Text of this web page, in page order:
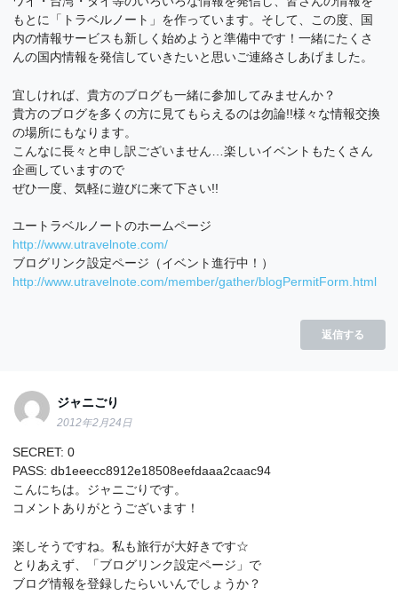
もとに「トラベルノート」を作っています。そして、この度、国
内の情報サービスも新しく始めようと準備中です！一緒にたくさ
んの国内情報を発信していきたいと思いご連絡さしあげました。
宜しければ、貴方のブログも一緒に参加してみませんか？
貴方のブログを多くの方に見てもらえるのは勿論!!様々な情報交換
の場所にもなります。
こんなに長々と申し訳ございません…楽しいイベントもたくさん
企画していますので
ぜひ一度、気軽に遊びに来て下さい!!
ユートラベルノートのホームページ
http://www.utravelnote.com/
ブログリンク設定ページ（イベント進行中！）
http://www.utravelnote.com/member/gather/blogPermitForm.html
返信する
ジャニごり
2012年2月24日
SECRET: 0
PASS: db1eeecc8912e18508eefdaaa2caac94
こんにちは。ジャニごりです。
コメントありがとうございます！
楽しそうですね。私も旅行が大好きです☆
とりあえず、「ブログリンク設定ページ」で
ブログ情報を登録したらいいんでしょうか？